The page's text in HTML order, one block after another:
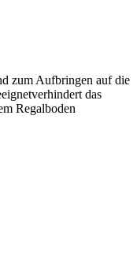
zum Aufbringen auf die
das
Regalboden